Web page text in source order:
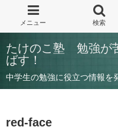
たけのこ塾 勉強が
ばす！
中学生の勉強に役立つ情報を
red-face